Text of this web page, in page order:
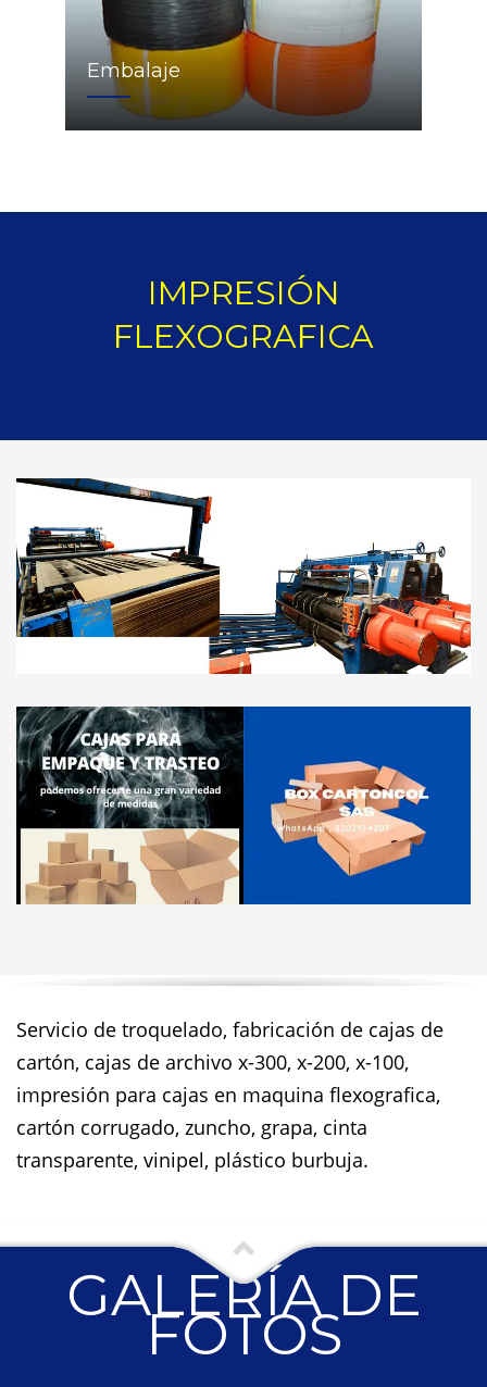
Embalaje
IMPRESIÓN
FLEXOGRAFICA
Servicio de troquelado, fabricación de cajas de
cartón, cajas de archivo x-300, x-200, x-100,
impresión para cajas en maquina flexografica,
cartón corrugado, zuncho, grapa, cinta
transparente, vinipel, plástico burbuja.
GALERÍA DE
FOTOS